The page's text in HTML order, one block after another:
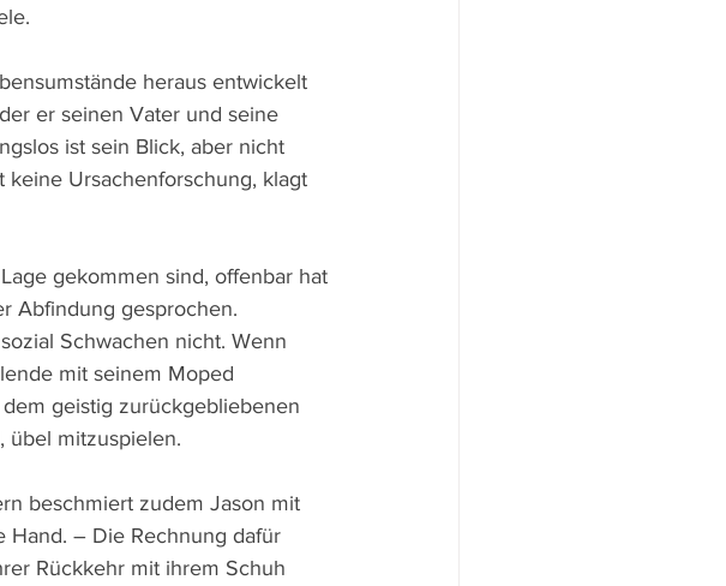
heraus entwickelt
er seinen Vater und seine
ist sein Blick, aber nicht
keine Ursachenforschung, klagt
gekommen sind, offenbar hat
Abfindung gesprochen.
Schwachen nicht. Wenn
mit seinem Moped
geistig zurückgebliebenen
übel mitzuspielen.
beschmiert zudem Jason mit
Hand. – Die Rechnung dafür
Rückkehr mit ihrem Schuh